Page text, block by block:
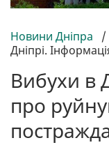
Новини Дніпра /
Дніпрі.
Вибухи в
про